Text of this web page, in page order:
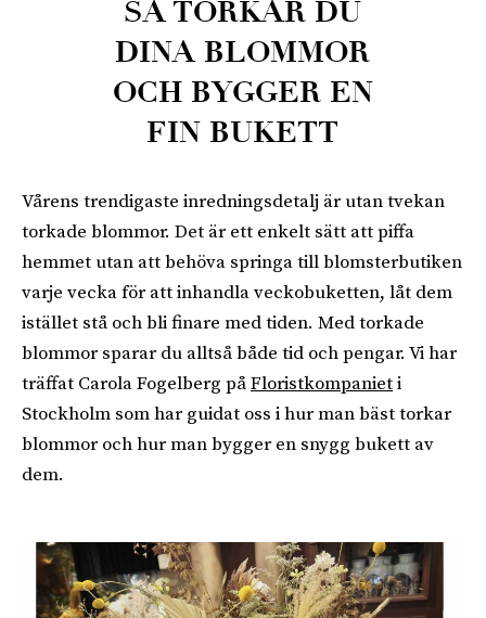
SÅ TORKAR DU
DINA BLOMMOR
OCH BYGGER EN
FIN BUKETT
Vårens trendigaste inredningsdetalj är utan tvekan
torkade blommor. Det är ett enkelt sätt att piffa
hemmet utan att behöva springa till blomsterbutiken
varje vecka för att inhandla veckobuketten, låt dem
istället stå och bli finare med tiden. Med torkade
blommor sparar du alltså både tid och pengar. Vi har
träffat Carola Fogelberg påFloristkompanieti
Stockholm som har guidat oss i hur man bäst torkar
blommor och hur man bygger en snygg bukett av
dem.